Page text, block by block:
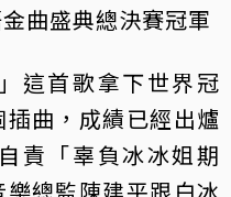
曲盛典總決賽冠軍
這首歌拿下世界冠
曲，成績已經出爐
責「辜負冰冰姐期
總監陳建平跟白冰